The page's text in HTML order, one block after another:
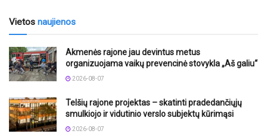
Vietos naujienos
Akmenės rajone jau devintus metus
organizuojama vaikų prevencinė stovykla „Aš galiu“
2026-08-07
Telšių rajone projektas – skatinti pradedančiųjų
smulkiojo ir vidutinio verslo subjektų kūrimąsi
2026-08-07